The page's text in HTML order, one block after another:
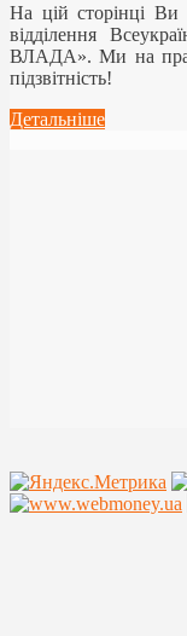
На цій сторінці Ви
відділення
ВЛАДА». Ми на
підзвітність!
Детальніше